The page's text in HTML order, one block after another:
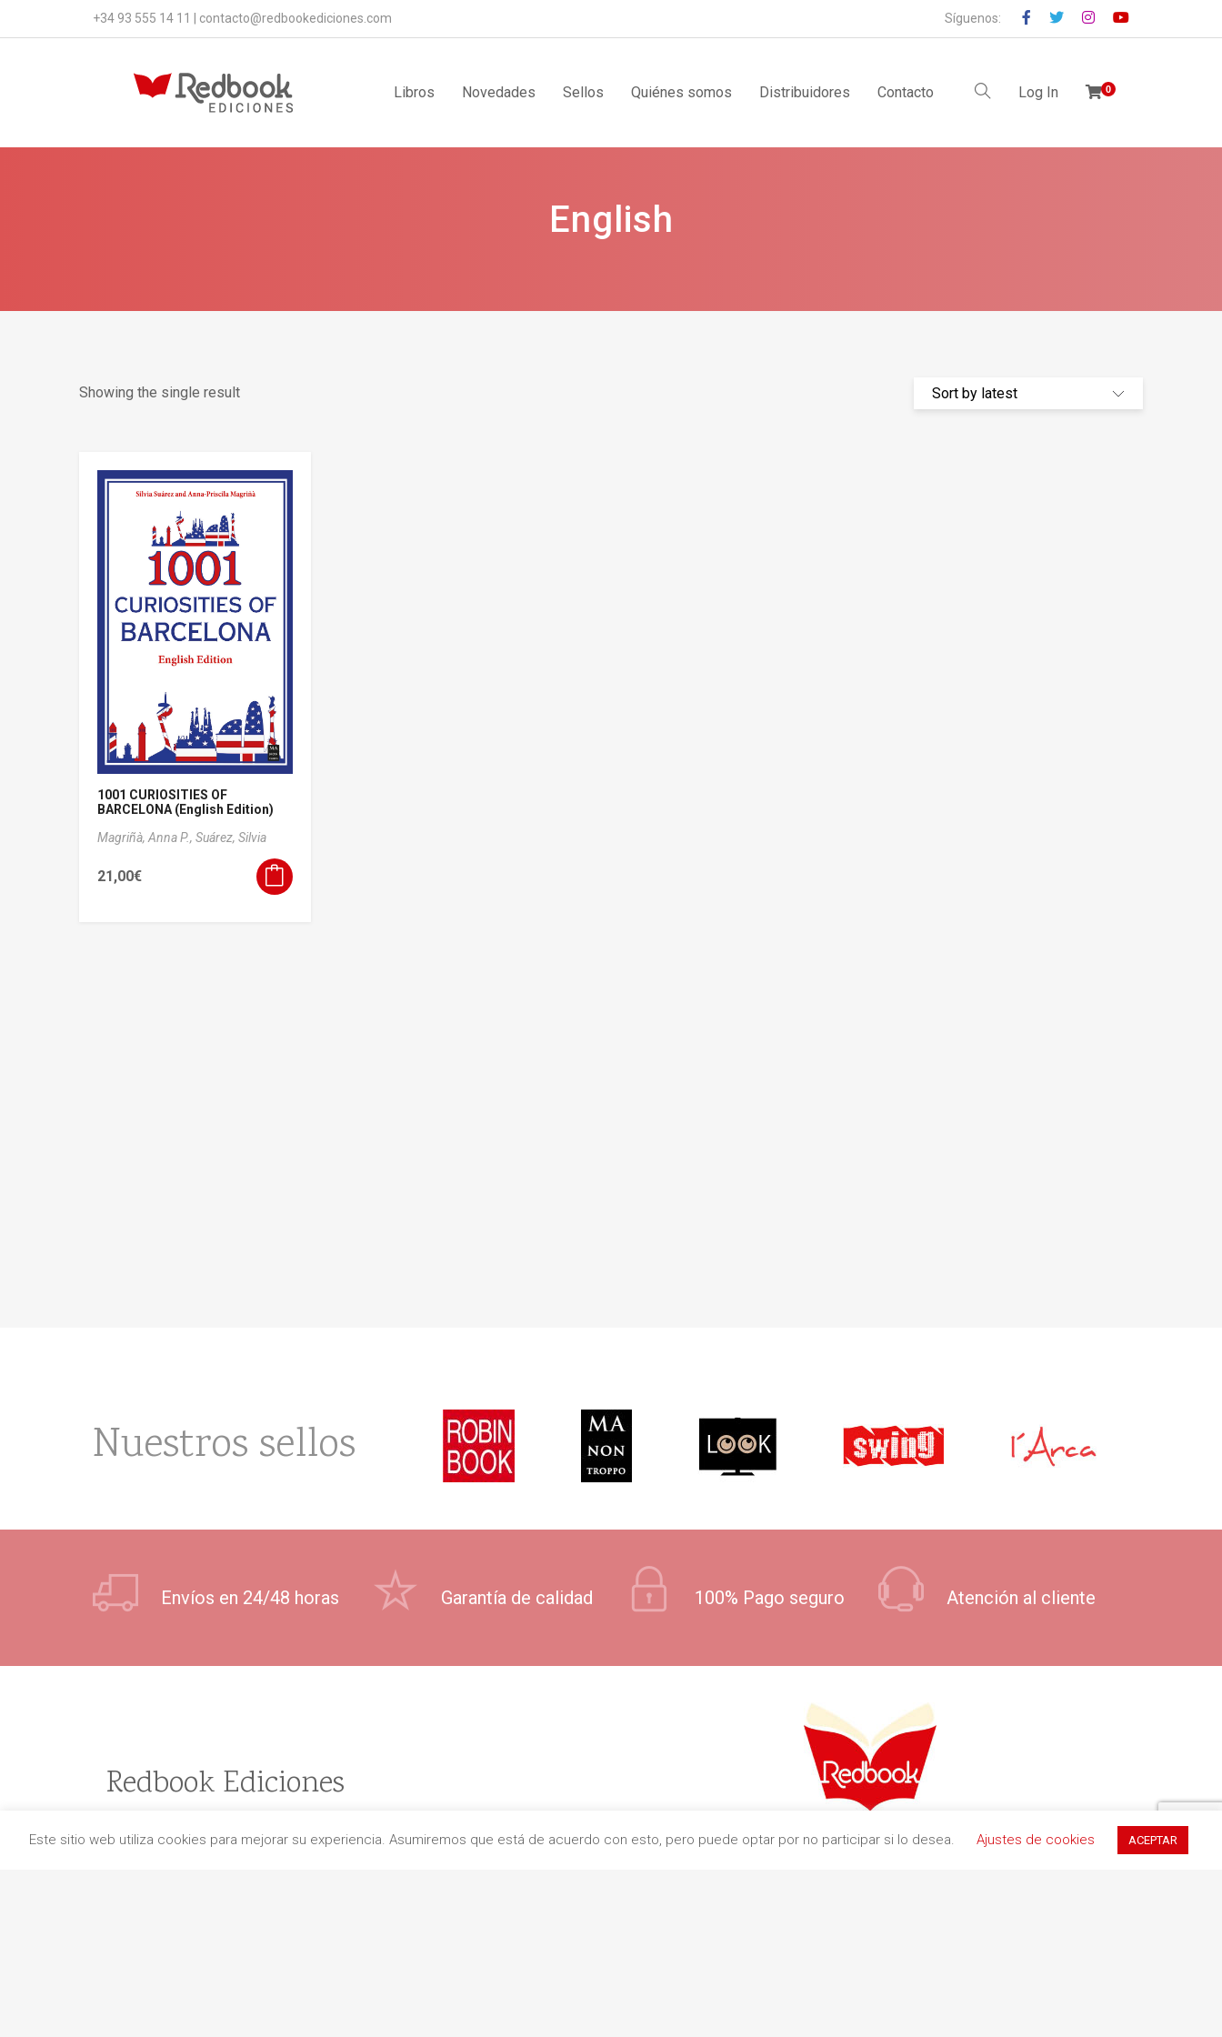
+34 93 555 14 11 contacto@redbookediciones.com Síguenos:
Libros Novedades Sellos Quiénes somos Distribuidores Contacto Log In 0
English
Showing the single result
1001 CURIOSITIES OF
BARCELONA (English Edition)
Magriñà, Anna P., Suárez, Silvia
21,00€
Nuestros sellos
Envíos en 24/48 horas Garantía de calidad 100% Pago seguro Atención al cliente
Redbook Ediciones
Información de envío
c. Indústria, 11 (Pol. Ind. Buvisa)
Este sitio web utiliza cookies para mejorar su experiencia. Asumiremos que está de acuerdo con esto, pero puede optar por no participar si lo desea. Ajustes de cookies ACEPTAR